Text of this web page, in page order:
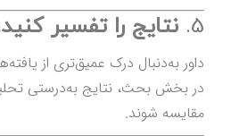
5. نتایج را تفسیر
داور به‌دنبال درک عمیق‌تری از
در بخش بحث، نتایج به‌درستی
مقایسه شوند.